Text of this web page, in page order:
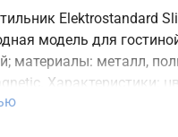
Elektrostandard
модель для
материалы: металл,
Характеристики:
мощность 12 Вт,